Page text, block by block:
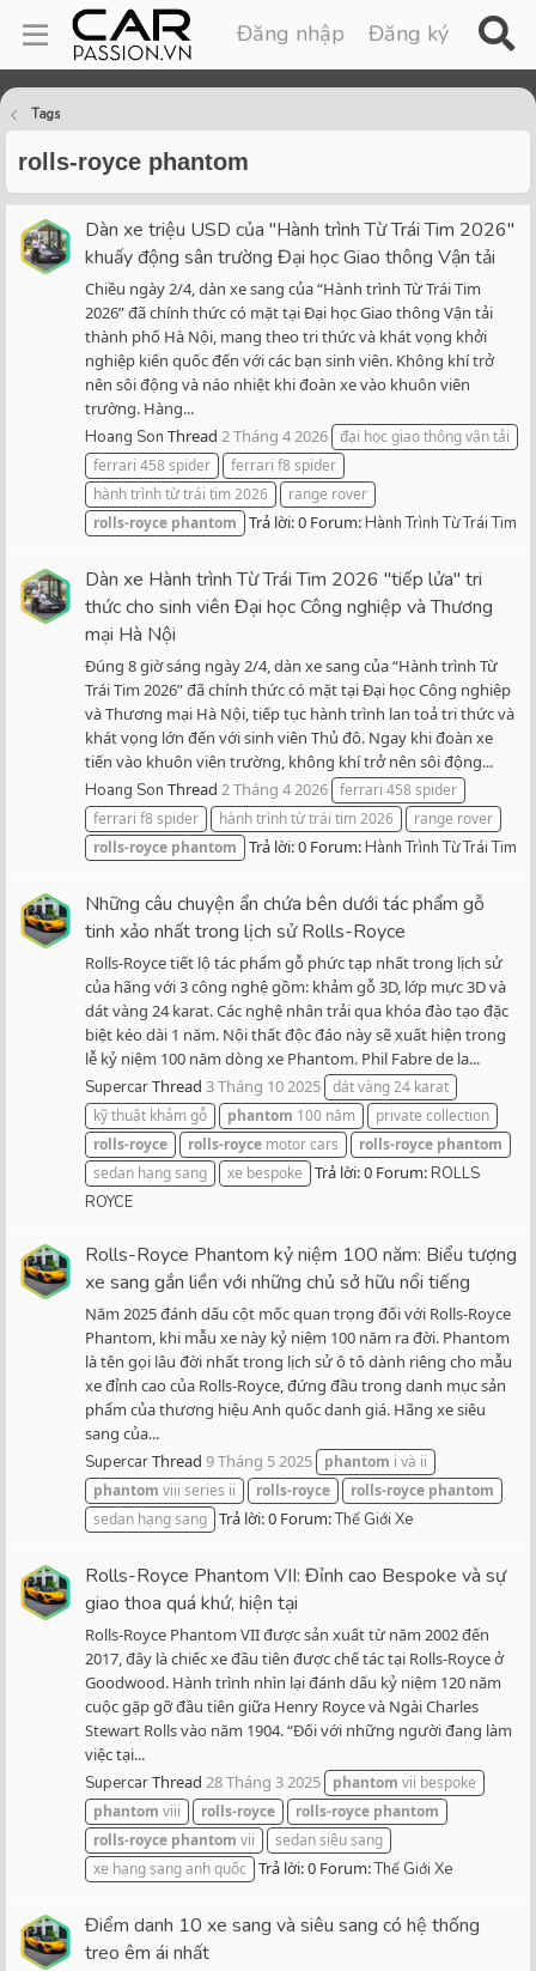
Đăng nhập Đăng ký
Tags
rolls-royce phantom
Dàn xe triệu USD của "Hành trình Từ Trái Tim 2026"
khuấy động sân trường Đại học Giao thông Vận tải
Chiều ngày 2/4, dàn xe sang của “Hành trình Từ Trái Tim
2026” đã chính thức có mặt tại Đại học Giao thông Vận tải
thành phố Hà Nội, mang theo tri thức và khát vọng khởi
nghiệp kiến quốc đến với các bạn sinh viên. Không khí trở
nên sôi động và náo nhiệt khi đoàn xe vào khuôn viên
trường. Hàng...
Hoang Son Thread 2 Tháng 4 2026 đại học giao thông vận tải
ferrari 458 spider
ferrari f8 spider
hành trình từ trái tim 2026
range rover
rolls-royce phantom Trả lời: 0 Forum:Hành Trình Từ Trái Tim
Dàn xe Hành trình Từ Trái Tim 2026 "tiếp lửa" tri
thức cho sinh viên Đại học Công nghiệp và Thương
mại Hà Nội
Đúng 8 giờ sáng ngày 2/4, dàn xe sang của “Hành trình Từ
Trái Tim 2026” đã chính thức có mặt tại Đại học Công nghiệp
và Thương mại Hà Nội, tiếp tục hành trình lan toả tri thức và
khát vọng lớn đến với sinh viên Thủ đô. Ngay khi đoàn xe
tiến vào khuôn viên trường, không khí trở nên sôi động...
Hoang Son Thread 2 Tháng 4 2026 ferrari 458 spider
ferrari f8 spider
hành trình từ trái tim 2026
range rover
rolls-royce phantom Trả lời: 0 Forum:Hành Trình Từ Trái Tim
Những câu chuyện ẩn chứa bên dưới tác phẩm gỗ
tinh xảo nhất trong lịch sử Rolls-Royce
Rolls-Royce tiết lộ tác phẩm gỗ phức tạp nhất trong lịch sử
của hãng với 3 công nghệ gồm: khảm gỗ 3D, lớp mực 3D và
dát vàng 24 karat. Các nghệ nhân trải qua khóa đào tạo đặc
biệt kéo dài 1 năm. Nội thất độc đáo này sẽ xuất hiện trong
lễ kỷ niệm 100 năm dòng xe Phantom. Phil Fabre de la...
SupercarThread 3 Tháng 10 2025 dát vàng 24 karat
kỹ thuật khảm gỗ
phantom 100 năm
private collection
rolls-royce
rolls-royce motor cars rolls-royce phantom
sedan hạng sang
xe bespoke Trả lời: 0 Forum:ROLLS
ROYCE
Rolls-Royce Phantom kỷ niệm 100 năm: Biểu tượng
xe sang gắn liền với những chủ sở hữu nổi tiếng
Năm 2025 đánh dấu cột mốc quan trọng đối với Rolls-Royce
Phantom, khi mẫu xe này kỷ niệm 100 năm ra đời. Phantom
là tên gọi lâu đời nhất trong lịch sử ô tô dành riêng cho mẫu
xe đỉnh cao của Rolls-Royce, đứng đầu trong danh mục sản
phẩm của thương hiệu Anh quốc danh giá. Hãng xe siêu
sang của...
SupercarThread 9 Tháng 5 2025 phantom i và ii
phantom viii series ii rolls-royce rolls-royce phantom
sedan hạng sang Trả lời: 0 Forum:Thế Giới Xe
Rolls-Royce Phantom VII: Đỉnh cao Bespoke và sự
giao thoa quá khứ, hiện tại
Rolls-Royce Phantom VII được sản xuất từ năm 2002 đến
2017, đây là chiếc xe đầu tiên được chế tác tại Rolls-Royce ở
Goodwood. Hành trình nhìn lại đánh dấu kỷ niệm 120 năm
cuộc gặp gỡ đầu tiên giữa Henry Royce và Ngài Charles
Stewart Rolls vào năm 1904. “Đối với những người đang làm
việc tại...
SupercarThread 28 Tháng 3 2025 phantom vii bespoke
phantom viii rolls-royce rolls-royce phantom
rolls-royce phantom vii
sedan siêu sang
xe hạng sang anh quốc
Trả lời: 0 Forum:Thế Giới Xe
Điểm danh 10 xe sang và siêu sang có hệ thống
treo êm ái nhất